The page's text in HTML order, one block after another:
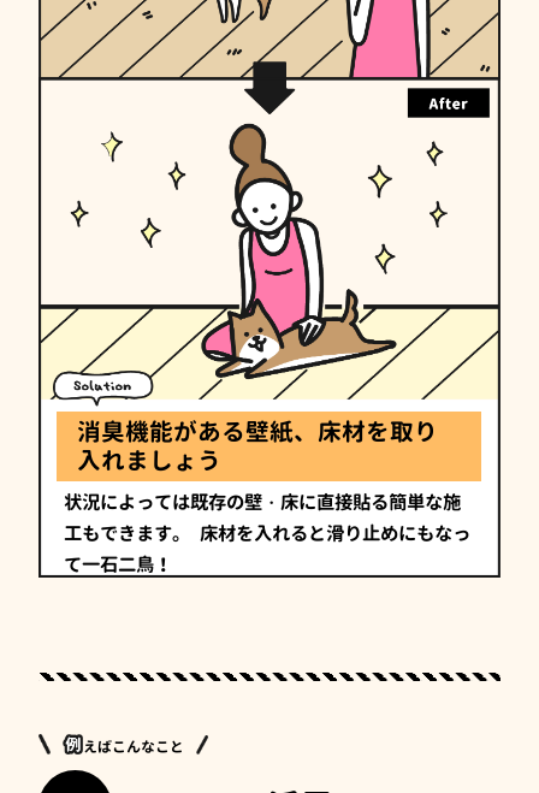
消臭機能がある壁紙、床材を取り
入れましょう
状況によっては既存の壁・床に直接貼る簡単な施
工もできます。 床材を入れると滑り止めにもなっ
て一石二鳥！
えばこんなこと